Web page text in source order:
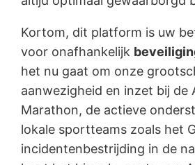
Kortom, dit platform is uw
voor onafhankelijk
het nu gaat om onze
aanwezigheid en inzet bij de
Marathon, de actieve
lokale sportteams zoals het
incidentenbestrijding in de